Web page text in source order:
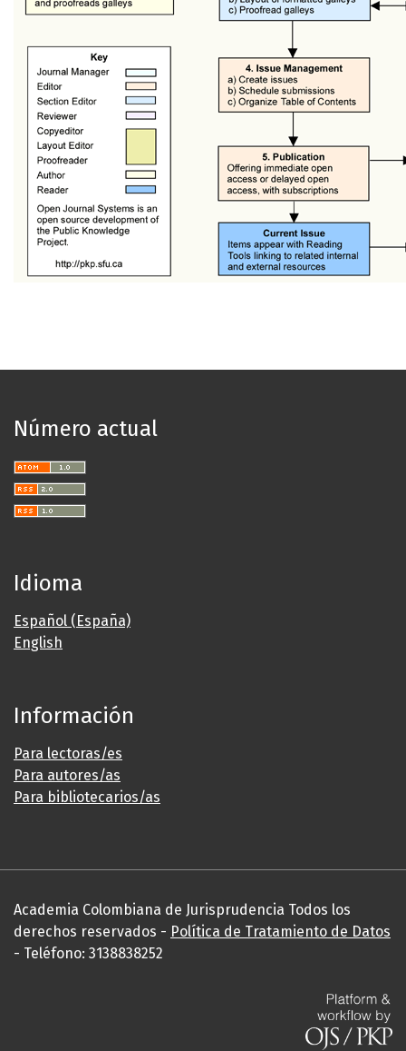
Número actual
Idioma
Español (España)
English
Información
Para lectoras/es
Para autores/as
Para bibliotecarios/as
Academia Colombiana de Jurisprudencia Todos los
derechos reservados - Política de Tratamiento de Datos
- Teléfono: 3138838252